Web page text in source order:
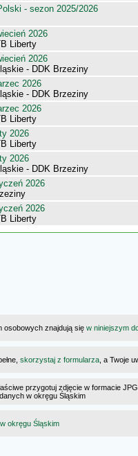
- sezon 2025/2026
2026
Liberty
2026
- DDK Brzeziny
2026
- DDK Brzeziny
2026
Liberty
2026
Liberty
2026
- DDK Brzeziny
2026
2026
Liberty
osobowych znajdują się w niniejszym
skorzystaj z formularza , a Twoje
przygotuj zdjęcie w formacie
w okręgu Śląskim
okręgu Śląskim